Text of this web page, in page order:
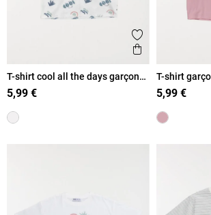
Ajouter aux
Aperçu rapide
T-shirt cool all the days garçon
(3-12A)
5,99 €
T-shirt
(3-12A)
5,99 €